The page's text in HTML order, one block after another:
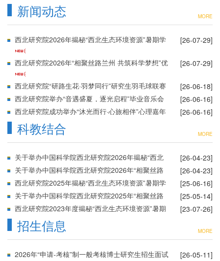
新闻动态 MORE
西北研究院2026年揭秘“西北生态环境资源”暑期学
校圆满结营
[26-07-29]
西北研究院2026年“相聚丝路兰州 共筑科学梦想”优
秀大学生夏令营圆满结营
[26-07-29]
西北研究院“研路生花·羽梦同行”研究生羽毛球联赛
圆满落幕
[26-06-18]
西北研究院举办“音遇盛夏，逐光启程”毕业音乐会
[26-06-16]
西北研究院成功举办“沐光而行·心旅相伴”心理嘉年
华活动
[26-06-16]
科教结合 MORE
关于举办中国科学院西北研究院2026年揭秘“西北
生态环境资源”暑期学校的通知
[26-04-23]
关于举办中国科学院西北研究院2026年“相聚丝路
兰州 共筑科学梦想”优秀大学生夏令营的通知
[26-04-23]
西北研究院2025年揭秘“西北生态环境资源”暑期学
校公告
[25-06-16]
关于举办中国科学院西北研究院2025年“相聚丝路
兰州 共筑科学梦想”优秀大学生夏令营的通知
[25-05-14]
西北研究院2023年度揭秘“西北生态环境资源”暑期
学校圆满结营
[23-07-26]
招生信息 MORE
2026年“申请-考核”制一般考核博士研究生招生面试
[26-05-11]